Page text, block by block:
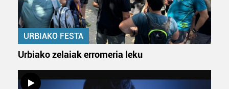
URBIAKO FESTA
Urbiako zelaiak erromeria leku